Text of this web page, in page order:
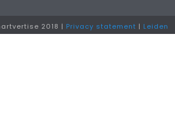
2018 | Privacy statement | Leiden